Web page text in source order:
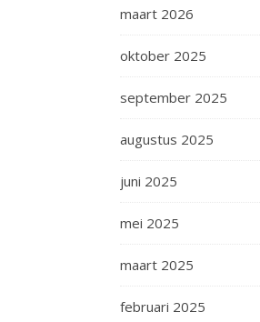
maart 2026
oktober 2025
september 2025
augustus 2025
juni 2025
mei 2025
maart 2025
februari 2025